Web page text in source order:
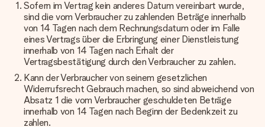
Sofern im Vertrag kein anderes Datum vereinbart wurde,
sind die vom Verbraucher zu zahlenden Beträge innerhalb
von 14 Tagen nach dem Rechnungsdatum oder im Falle
eines Vertrags über die Erbringung einer Dienstleistung
innerhalb von 14 Tagen nach Erhalt der
Vertragsbestätigung durch den Verbraucher zu zahlen.
Kann der Verbraucher von seinem gesetzlichen
Widerrufsrecht Gebrauch machen, so sind abweichend von
Absatz 1 die vom Verbraucher geschuldeten Beträge
innerhalb von 14 Tagen nach Beginn der Bedenkzeit zu
zahlen.